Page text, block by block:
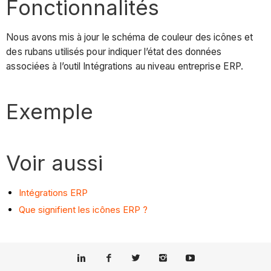
Fonctionnalités
Nous avons mis à jour le schéma de couleur des icônes et
des rubans utilisés pour indiquer l’état des données
associées à l’outil Intégrations au niveau entreprise ERP.
Exemple
Voir aussi
Intégrations ERP
Que signifient les icônes ERP ?